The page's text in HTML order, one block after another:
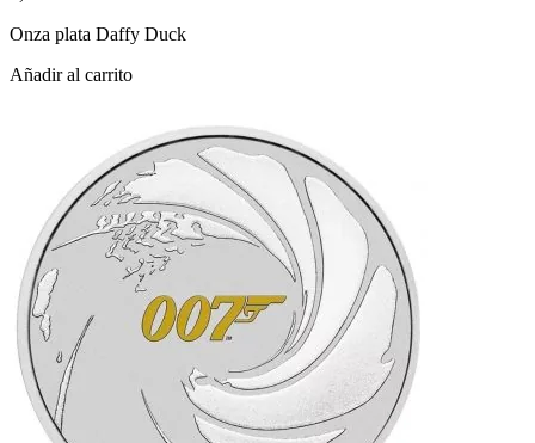
Onza plata Daffy Duck
Añadir al carrito